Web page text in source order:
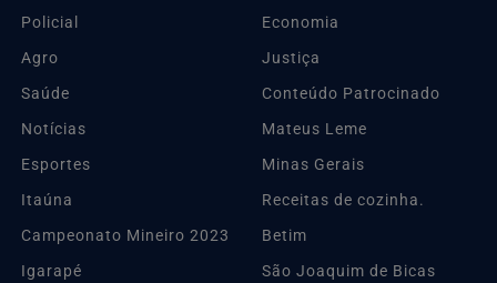
Policial
Economia
Agro
Justiça
Saúde
Conteúdo Patrocinado
Notícias
Mateus Leme
Esportes
Minas Gerais
Itaúna
Receitas de cozinha.
Campeonato Mineiro 2023
Betim
Igarapé
São Joaquim de Bicas